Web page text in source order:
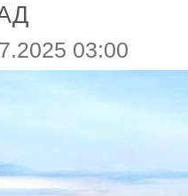
03:00